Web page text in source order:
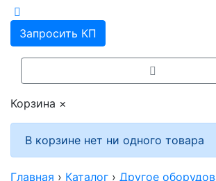
Запросить КП
Корзина ×
В корзине нет ни одного товара
Главная › Каталог › Другое